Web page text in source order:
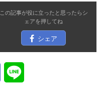
この記事が役に立ったと思ったらシ
ェアを押してね
シェア